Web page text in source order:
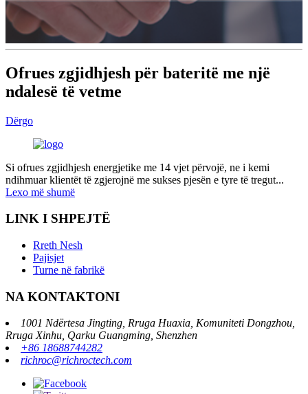
Ofrues zgjidhjesh për bateritë me një
ndalesë të vetme
Dërgo
Si ofrues zgjidhjesh energjetike me 14 vjet përvojë, ne i kemi
ndihmuar klientët të zgjerojnë me sukses pjesën e tyre të tregut...
Lexo më shumë
LINK I SHPEJTË
Rreth Nesh
Pajisjet
Turne në fabrikë
NA KONTAKTONI
1001 Ndërtesa Jingting, Rruga Huaxia, Komuniteti Dongzhou,
Rruga Xinhu, Qarku Guangming, Shenzhen
+86 18688744282
richroc@richroctech.com